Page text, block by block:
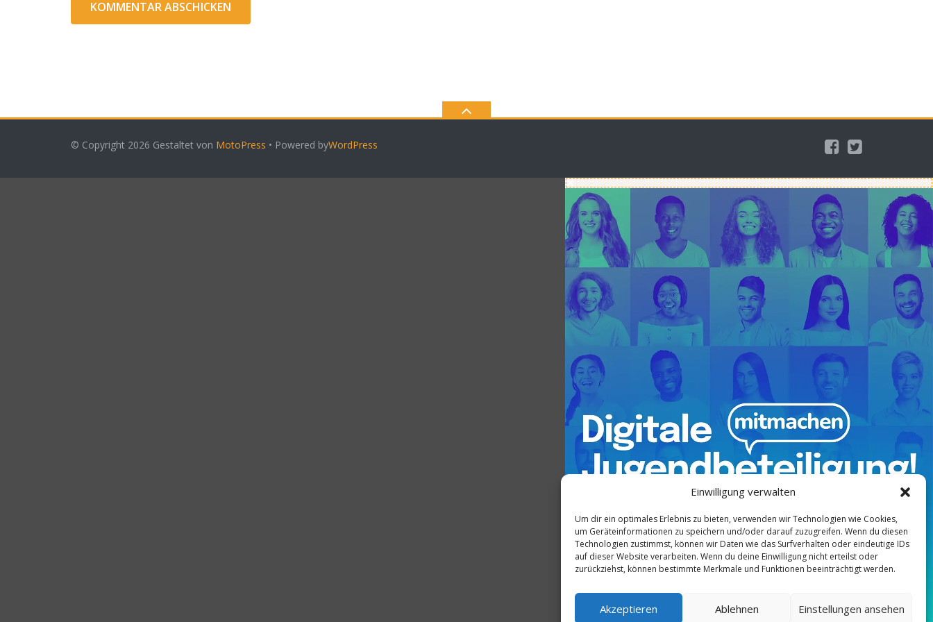
Einwilligung verwalten
Um dir ein optimales Erlebnis zu bieten, verwenden wir Technologien wie Cookies,
um Geräteinformationen zu speichern und/oder darauf zuzugreifen. Wenn du diesen
Technologien zustimmst, können wir Daten wie das Surfverhalten oder eindeutige IDs
auf dieser Website verarbeiten. Wenn du deine Einwilligung nicht erteilst oder
zurückziehst, können bestimmte Merkmale und Funktionen beeinträchtigt werden.
Akzeptieren Ablehnen Einstellungen ansehen
© Copyright 2026 Gestaltet von MotoPress • Powered byWordPress